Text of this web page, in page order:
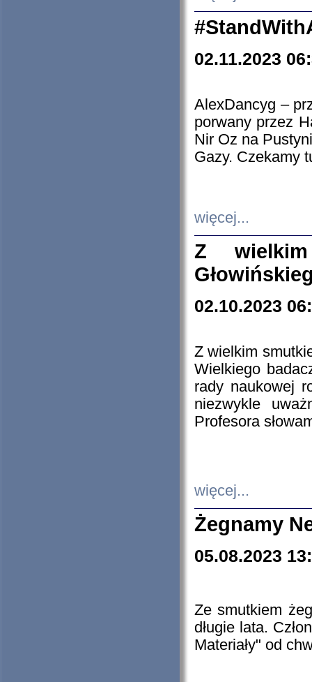
02.11.2023
AlexDancyg –
porwany przez
Nir Oz na
Gazy. Czekamy
więcej...
Z
02.10.2023
Z wielkim
Wielkiego
rady naukowej
niezwykle
Profesora
więcej...
Żegnamy
05.08.2023
Ze smutkiem
długie lata.
Materiały" od